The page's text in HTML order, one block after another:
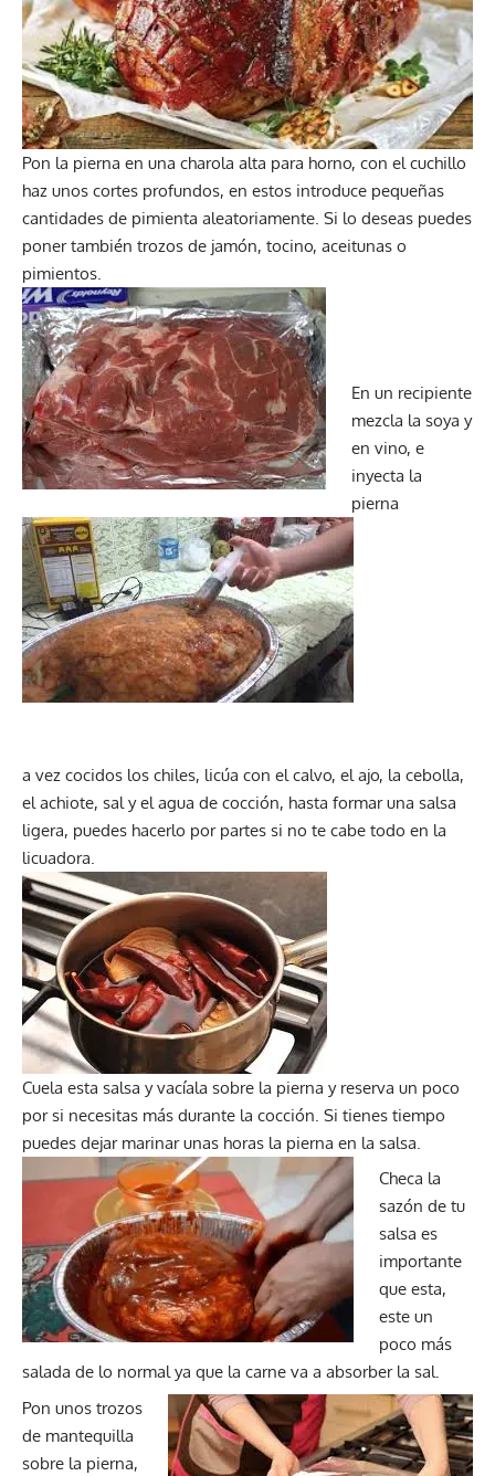
Pon la pierna en una charola alta para horno, con el cuchillo
haz unos cortes profundos, en estos introduce pequeñas
cantidades de pimienta aleatoriamente. Si lo deseas puedes
poner también trozos de jamón, tocino, aceitunas o
pimientos.
En un recipiente
mezcla la soya y
en vino, e
inyecta la
pierna
a vez cocidos los chiles, licúa con el calvo, el ajo, la cebolla,
el achiote, sal y el agua de cocción, hasta formar una salsa
ligera, puedes hacerlo por partes si no te cabe todo en la
licuadora.
Cuela esta salsa y vacíala sobre la pierna y reserva un poco
por si necesitas más durante la cocción. Si tienes tiempo
puedes dejar marinar unas horas la pierna en la salsa.
Checa la
sazón de tu
salsa es
importante
que esta,
este un
poco más
salada de lo normal ya que la carne va a absorber la sal.
Pon unos trozos
de mantequilla
sobre la pierna,